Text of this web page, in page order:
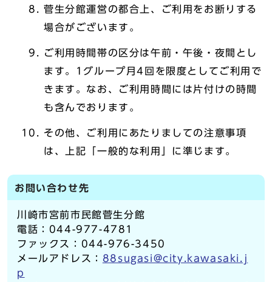
菅生分館運営の都合上、ご利用をお断りする
場合がございます。
ご利用時間帯の区分は午前・午後・夜間とし
ます。1グループ月4回を限度としてご利用で
きます。なお、ご利用時間には片付けの時間
も含んでおります。
その他、ご利用にあたりましての注意事項
は、上記「一般的な利用」に準じます。
お問い合わせ先
川崎市宮前市民館菅生分館
電話：044-977-4781
ファックス：044-976-3450
メールアドレス： 88sugasi@city.kawasaki.j
p